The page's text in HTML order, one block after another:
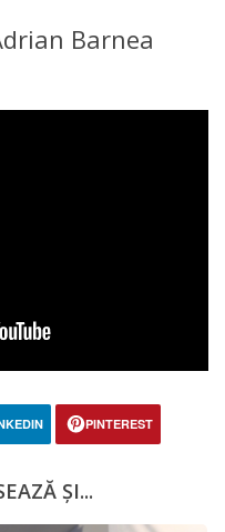
Barnea
PINTEREST
ȘI...